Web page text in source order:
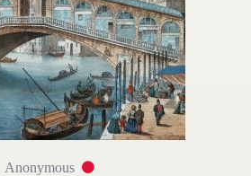
Anonymous